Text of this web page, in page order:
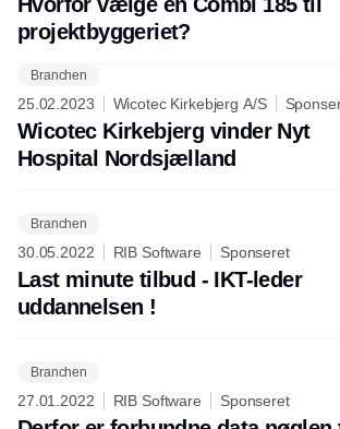
projektbyggeriet?
Branchen
25.02.2023 Wicotec Kirkebjerg A/S
Wicotec Kirkebjerg vinder Nyt
Hospital Nordsjælland
Branchen
30.05.2022 RIB Software Sponseret
Last minute tilbud - IKT-leder
uddannelsen !
Branchen
27.01.2022 RIB Software Sponseret